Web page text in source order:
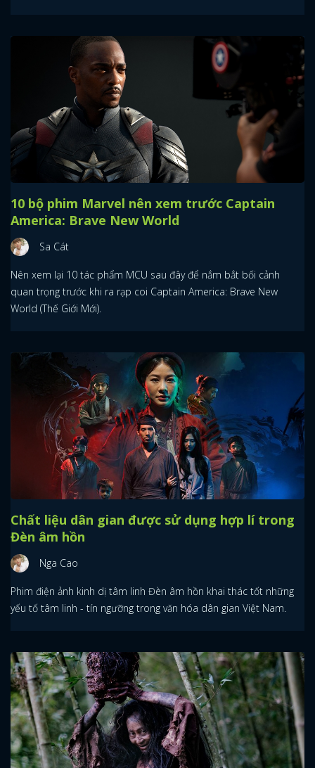
10 bộ phim Marvel nên xem trước Captain
America: Brave New World
Sa Cát
Nên xem lại 10 tác phẩm MCU sau đây để nắm bắt bối cảnh
quan trọng trước khi ra rạp coi Captain America: Brave New
World (Thế Giới Mới).
Chất liệu dân gian được sử dụng hợp lí trong
Đèn âm hồn
Nga Cao
Phim điện ảnh kinh dị tâm linh Đèn âm hồn khai thác tốt những
yếu tố tâm linh - tín ngưỡng trong văn hóa dân gian Việt Nam.